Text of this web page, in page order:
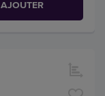
AJOUTER